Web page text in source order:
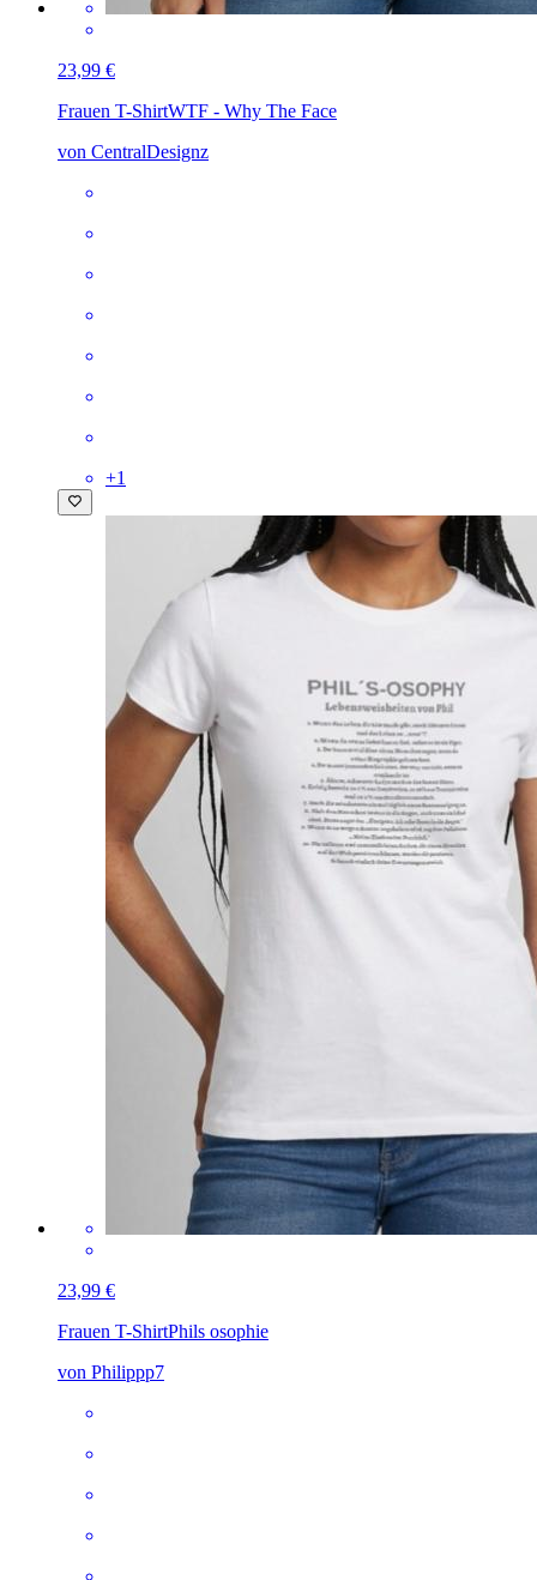
23,99 €
Frauen T-ShirtWTF - Why The Face
von CentralDesignz
+1
23,99 €
Frauen T-ShirtPhils osophie
von Philippp7